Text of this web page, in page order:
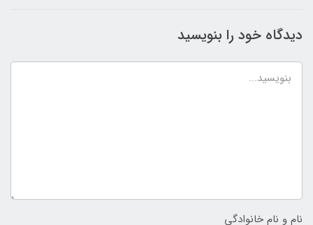
دیدگاه خود را بنویسید
نام و نام خانوادگی